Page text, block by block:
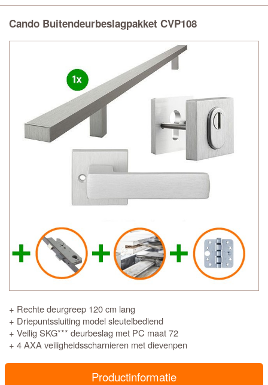
Cando Buitendeurbeslagpakket CVP108
+ Rechte deurgreep 120 cm lang
+ Driepuntssluiting model sleutelbediend
+ Veilig SKG*** deurbeslag met PC maat 72
+ 4 AXA veiligheidsscharnieren met dievenpen
Productinformatie